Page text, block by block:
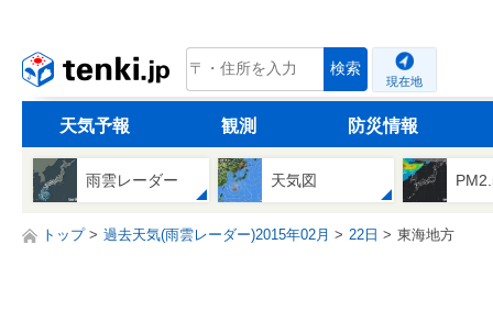
tenki.jp 検索
現在地
天気予報 観測 防災情報
雨雲レーダー 天気図
トップ 過去天気(雨雲レーダー)2015年02月 22日 東海地方